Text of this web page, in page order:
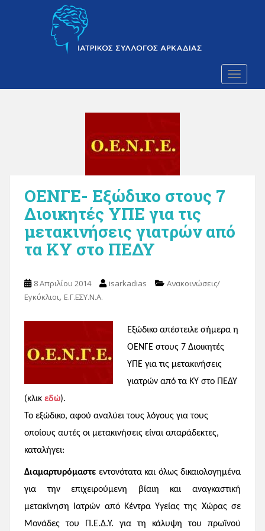
m
ΟΕΝΓΕ- Εξώδικο στους 7
Διοικητές ΥΠΕ για τις
μετακινήσεις γιατρών από
τα ΚΥ στο ΠΕΔΥ
8 Απριλίου 2014 isarkadias
Ανακοινώσεις/
Εγκύκλιοι, Ε.Γ.ΕΣΥ.Ν.Α.
Εξώδικο απέστειλε σήμερα η
ΟΕΝΓΕ στους 7 Διοικητές
ΥΠΕ για τις μετακινήσεις
γιατρών από τα ΚΥ στο ΠΕΔΥ
(κλικ εδώ).
Το εξώδικο, αφού αναλύει τους λόγους για τους
οποίους αυτές οι μετακινήσεις είναι απαράδεκτες,
καταλήγει:
Διαμαρτυρόμαστε εντονότατα και όλως δικαιολογημένα
για την επιχειρούμενη βίαιη και αναγκαστική
μετακίνηση Ιατρών από Κέντρα Υγείας της Χώρας σε
Μονάδες του Π.Ε.Δ.Υ. για τη κάλυψη του πρωϊνού